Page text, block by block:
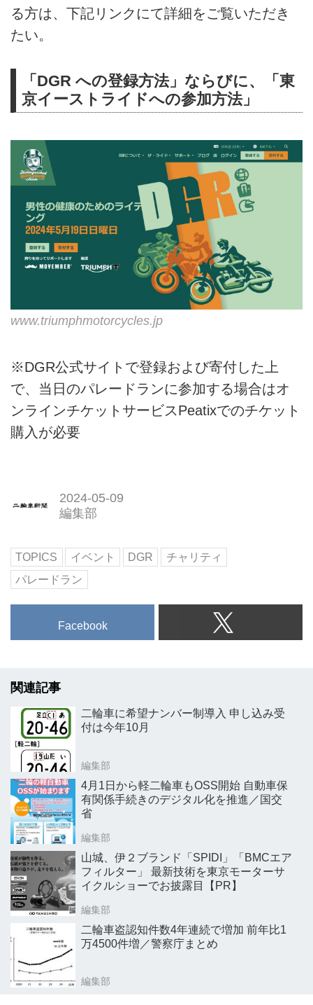
る方は、下記リンクにて詳細をご覧いただき
たい。
「DGR への登録方法」ならびに、「東
京イーストライドへの参加方法」
www.triumphmotorcycles.jp
※DGR公式サイトで登録および寄付した上
で、当日のパレードランに参加する場合はオ
ンラインチケットサービスPeatixでのチケット
購入が必要
2024-05-09
編集部
TOPICS イベント DGR
チャリティ
パレードラン
Facebook
関連記事
二輪車に希望ナンバー制導入 申し込み受
付は今年10月
編集部
4月1日から軽二輪車もOSS開始 自動車保
有関係手続きのデジタル化を推進／国交
省
編集部
山城、伊２ブランド「SPIDI」「BMCエア
フィルター」 最新技術を東京モーターサ
イクルショーでお披露目【PR】
編集部
二輪車盗認知件数4年連続で増加 前年比1
万4500件増／警察庁まとめ
編集部